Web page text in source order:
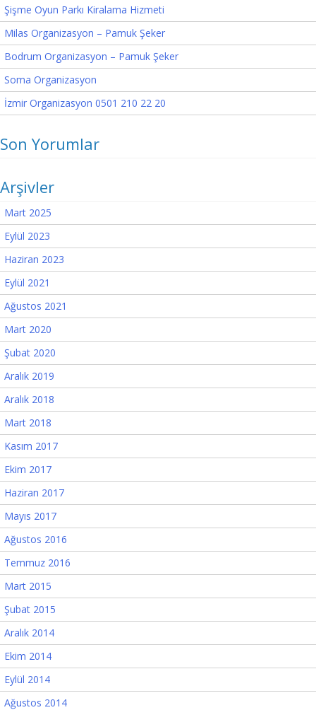
Şişme Oyun Parkı Kiralama Hizmeti
Milas Organizasyon – Pamuk Şeker
Bodrum Organizasyon – Pamuk Şeker
Soma Organizasyon
İzmir Organizasyon 0501 210 22 20
Son Yorumlar
Arşivler
Mart 2025
Eylül 2023
Haziran 2023
Eylül 2021
Ağustos 2021
Mart 2020
Şubat 2020
Aralık 2019
Aralık 2018
Mart 2018
Kasım 2017
Ekim 2017
Haziran 2017
Mayıs 2017
Ağustos 2016
Temmuz 2016
Mart 2015
Şubat 2015
Aralık 2014
Ekim 2014
Eylül 2014
Ağustos 2014